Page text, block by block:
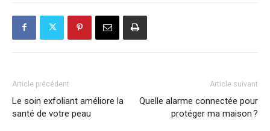
Article précédent
Le soin exfoliant améliore la
santé de votre peau
Article suivant
Quelle alarme connectée pour
protéger ma maison ?